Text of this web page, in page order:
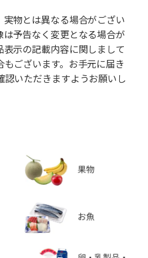
物とは異なる場合がござい
予告なく変更となる場合が
表示の記載内容に関しまして
ございます。お手元に届き
認いただきますようお願いし